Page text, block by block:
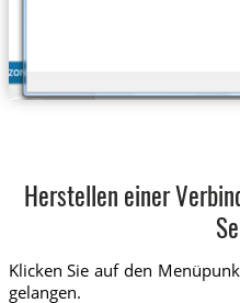
Herstellen einer
Klicken Sie auf den
gelangen.